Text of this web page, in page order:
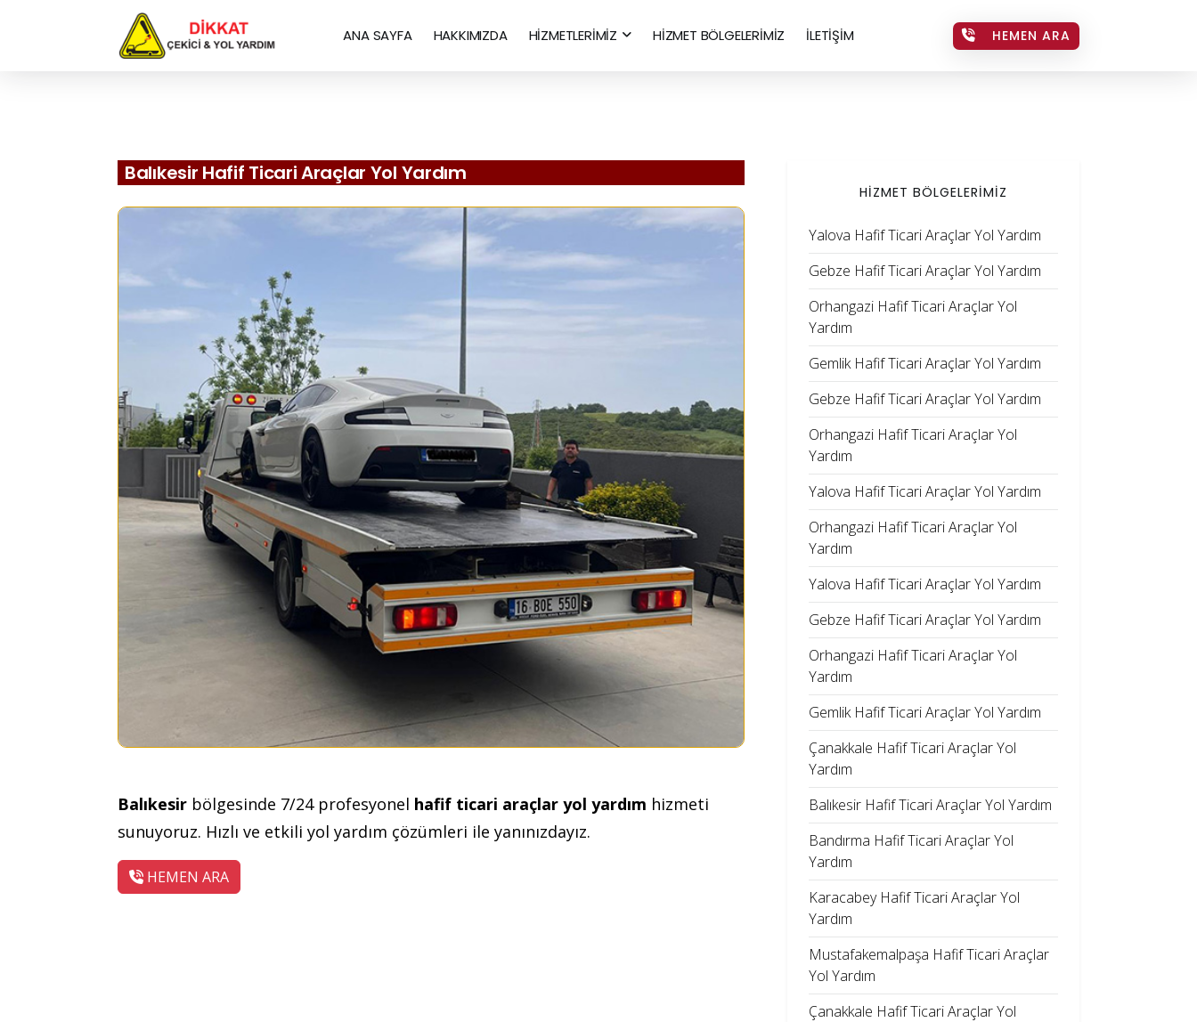
ANA SAYFA HAKKIMIZDA HİZMETLERİMİZ HİZMET BÖLGELERİMİZ İLETİŞİM HEMEN ARA
Balıkesir Hafif Ticari Araçlar Yol Yardım
Balıkesir bölgesinde 7/24 profesyonel hafif ticari araçlar yol yardım hizmeti
sunuyoruz. Hızlı ve etkili yol yardım çözümleri ile yanınızdayız.
HEMEN ARA
HİZMET BÖLGELERİMİZ
Yalova Hafif Ticari Araçlar Yol Yardım
Gebze Hafif Ticari Araçlar Yol Yardım
Orhangazi Hafif Ticari Araçlar Yol
Yardım
Gemlik Hafif Ticari Araçlar Yol Yardım
Gebze Hafif Ticari Araçlar Yol Yardım
Orhangazi Hafif Ticari Araçlar Yol
Yardım
Yalova Hafif Ticari Araçlar Yol Yardım
Orhangazi Hafif Ticari Araçlar Yol
Yardım
Yalova Hafif Ticari Araçlar Yol Yardım
Gebze Hafif Ticari Araçlar Yol Yardım
Orhangazi Hafif Ticari Araçlar Yol
Yardım
Gemlik Hafif Ticari Araçlar Yol Yardım
Çanakkale Hafif Ticari Araçlar Yol
Yardım
Balıkesir Hafif Ticari Araçlar Yol Yardım
Bandırma Hafif Ticari Araçlar Yol
Yardım
Karacabey Hafif Ticari Araçlar Yol
Yardım
Mustafakemalpaşa Hafif Ticari Araçlar
Yol Yardım
Çanakkale Hafif Ticari Araçlar Yol